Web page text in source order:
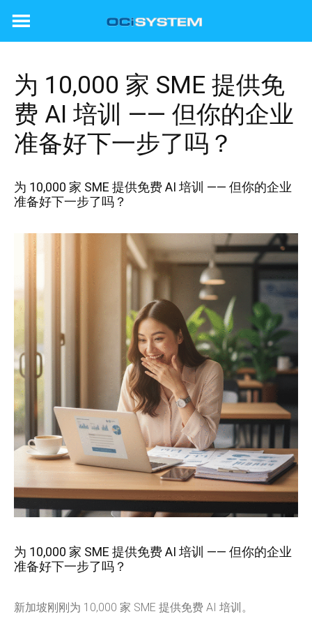
为 10,000 家 SME 提供免
费 AI 培训 —— 但你的企业
准备好下一步了吗？
为 10,000 家 SME 提供免费 AI 培训 —— 但你的企业
准备好下一步了吗？
为 10,000 家 SME 提供免费 AI 培训 —— 但你的企业
准备好下一步了吗？
新加坡刚刚为 10,000 家 SME 提供免费 AI 培训。